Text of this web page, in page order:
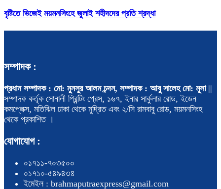
বৃষ্টিতে ভিজেই ময়মনসিংহে জুলাই শহীদদের প্রতি শ্রদ্ধা
সম্পাদক :
প্রধান সম্পাদক : মো: মুনসুর আলম চন্দন, সম্পাদক : আবু সালেহ মো: মূসা||
সম্পাদক কর্তৃক সোনালী প্রিন্টিং প্রেস, ১৬৭, ইনার সার্কুলার রোড, ইডেন
কমপ্লেক্স, মতিঝিল ঢাকা থেকে মুদ্রিত এবং ২/সি রামবাবু রোড, ময়মনসিংহ
থেকে প্রকাশিত ।
যোগাযোগ :
০১৭১১-৭০৩৫০০
০১৭১০-৫৪৯৪৩৪
ইমেইল : brahmaputraexpress@gmail.com